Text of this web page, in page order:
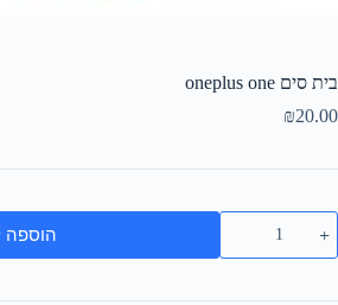
בית סים oneplus one
₪20.00
הוספה